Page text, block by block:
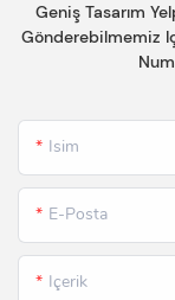
Geniş Tasarım
Gönderebilmemiz
Isim
E-Posta
Içerik